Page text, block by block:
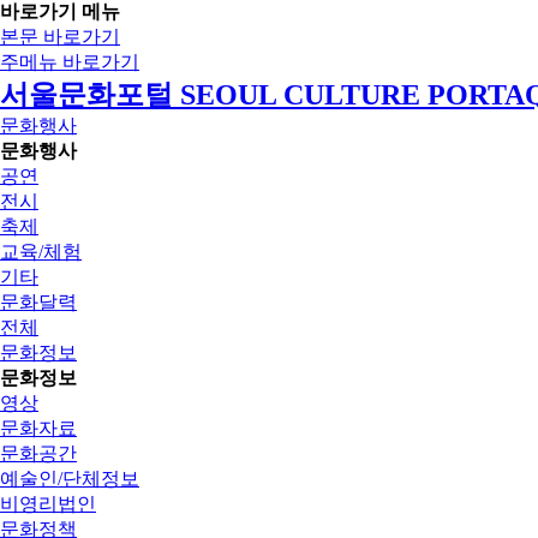
바로가기 메뉴
본문 바로가기
주메뉴 바로가기
서울문화포털 SEOUL CULTURE
문화행사
문화행사
공연
전시
축제
교육/체험
기타
문화달력
전체
문화정보
문화정보
영상
문화자료
문화공간
예술인/단체정보
비영리법인
문화정책